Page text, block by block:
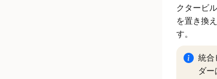
クタービ
を置き換
す。
統合
ダー